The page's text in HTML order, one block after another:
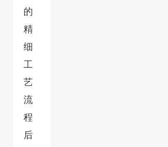
的
精
细
工
艺
流
程
后